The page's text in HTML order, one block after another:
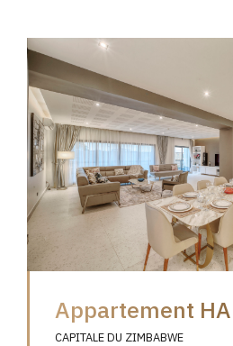
Appartement
CAPITALE DU ZIMBABWE